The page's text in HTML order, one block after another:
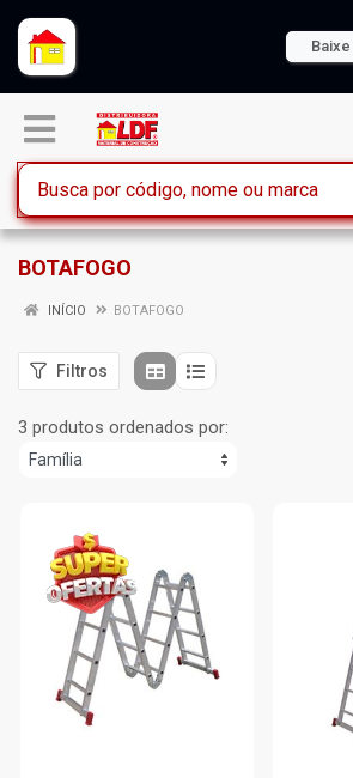
BOTAFOGO
INÍCIO BOTAFOGO
Filtros
3 produtos ordenados por: